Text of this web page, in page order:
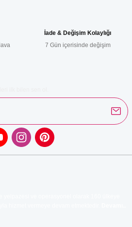
daha pahalı.
İade & Değişim Kolaylığı
7 Gün içerisinde değişim